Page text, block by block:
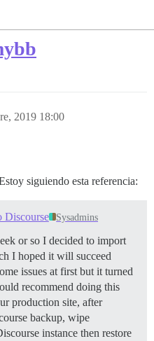
2019 18:00
siguiendo esta referencia:
Discourse Sysadmins
or so I decided to import
I hoped it will succeed
issues at first but it turned
recommend doing this
production site, after
backup, wipe
instance then restore